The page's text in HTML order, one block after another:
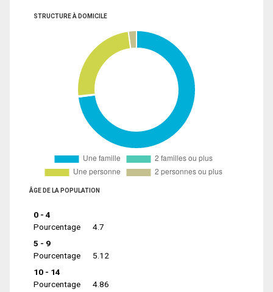
STRUCTURE À DOMICILE
ÂGE DE LA POPULATION
0 - 4
Pourcentage
4.7
5 - 9
Pourcentage
5.12
10 - 14
Pourcentage
4.86